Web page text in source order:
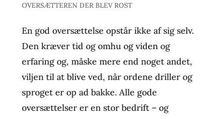
OVERSÆTTEREN DER BLEV ROST
En god oversættelse opstår ikke af sig selv.
Den kræver tid og omhu og viden og
erfaring og, måske mere end noget andet,
viljen til at blive ved, når ordene driller og
sproget er op ad bakke. Alle gode
oversættelser er en stor bedrift – og